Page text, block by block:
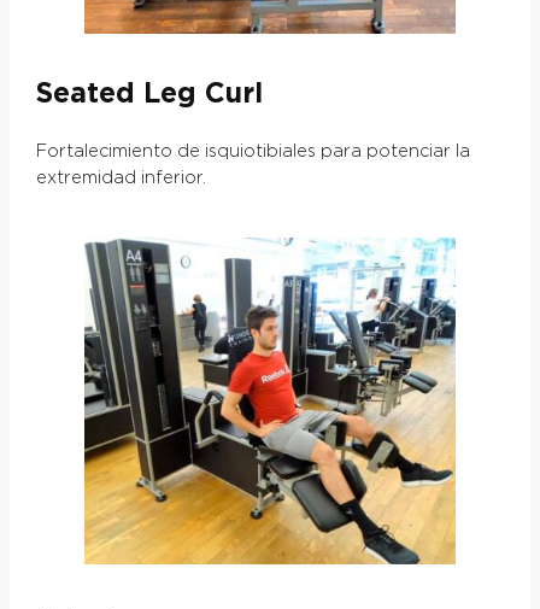
Seated Leg Curl
Fortalecimiento de isquiotibiales para potenciar la
extremidad inferior.